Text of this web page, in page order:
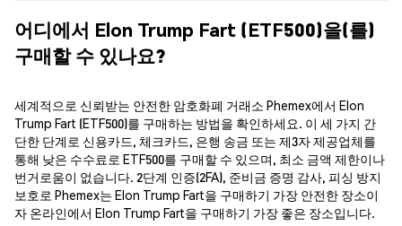
어디에서 Elon Trump Fart (ETF500)을(를)
구매할 수 있나요?
세계적으로 신뢰받는 안전한 암호화폐 거래소 Phemex에서 Elon
Trump Fart (ETF500)를 구매하는 방법을 확인하세요. 이 세 가지 간
단한 단계로 신용카드, 체크카드, 은행 송금 또는 제3자 제공업체를
통해 낮은 수수료로 ETF500를 구매할 수 있으며, 최소 금액 제한이나
번거로움이 없습니다. 2단계 인증(2FA), 준비금 증명 감사, 피싱 방지
보호로 Phemex는 Elon Trump Fart을 구매하기 가장 안전한 장소이
자 온라인에서 Elon Trump Fart을 구매하기 가장 좋은 장소입니다.